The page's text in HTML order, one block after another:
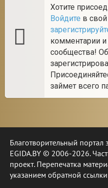
Хотите
Войдите в
комментарии
сообщества!
займет всего
Благотворительный
EGIDA.BY © 2006-2026.
проект. Перепечатка
указанием обратной